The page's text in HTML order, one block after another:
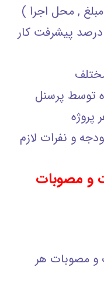
مبلغ , محل اجرا )
پيشرفت كار
توسط پرسنل
پروژه
و نفرات لازم
و مصوبات هر